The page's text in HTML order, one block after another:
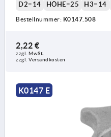
D2=14
HÖHE=25 H3=14
Bestellnummer: K0147.508
2,22 €
zzgl. MwSt.
zzgl. Versandkosten
K0147 E